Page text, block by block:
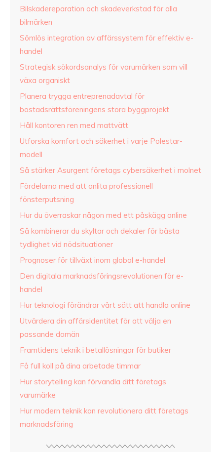
Bilskadereparation och skadeverkstad för alla
bilmärken
Sömlös integration av affärssystem för effektiv e-
handel
Strategisk sökordsanalys för varumärken som vill
växa organiskt
Planera trygga entreprenadavtal för
bostadsrättsföreningens stora byggprojekt
Håll kontoren ren med mattvätt
Utforska komfort och säkerhet i varje Polestar-
modell
Så stärker Asurgent företags cybersäkerhet i molnet
Fördelarna med att anlita professionell
fönsterputsning
Hur du överraskar någon med ett påskägg online
Så kombinerar du skyltar och dekaler för bästa
tydlighet vid nödsituationer
Prognoser för tillväxt inom global e-handel
Den digitala marknadsföringsrevolutionen för e-
handel
Hur teknologi förändrar vårt sätt att handla online
Utvärdera din affärsidentitet för att välja en
passande domän
Framtidens teknik i betallösningar för butiker
Få full koll på dina arbetade timmar
Hur storytelling kan förvandla ditt företags
varumärke
Hur modern teknik kan revolutionera ditt företags
marknadsföring